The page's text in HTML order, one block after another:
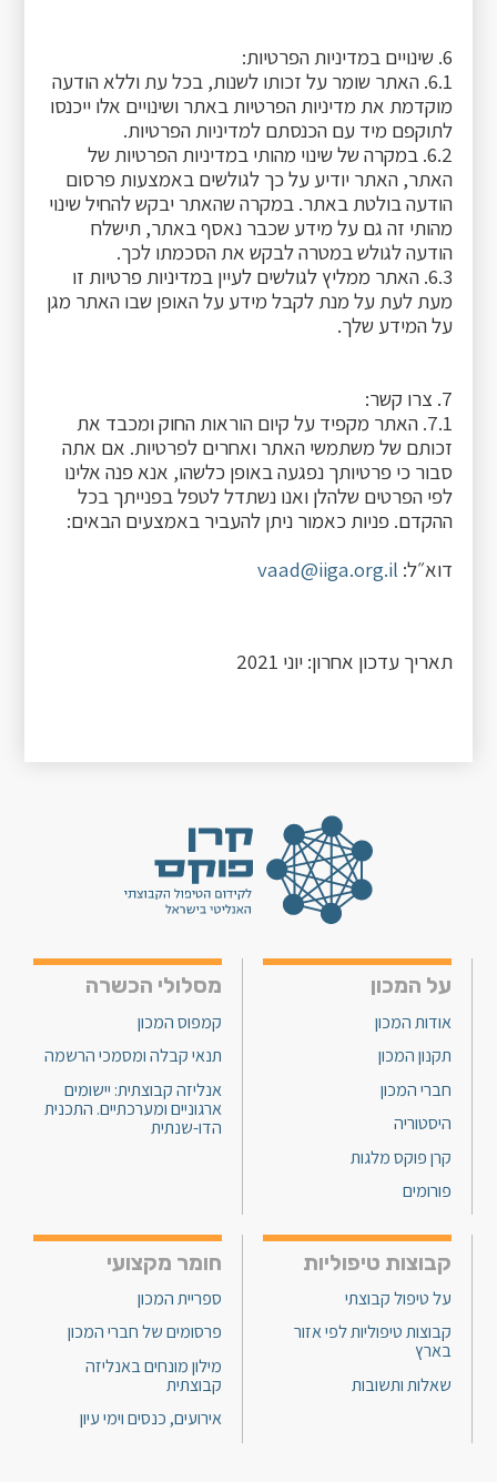
6. שינויים במדיניות הפרטיות:
6.1. האתר שומר על זכותו לשנות, בכל עת וללא הודעה
מוקדמת את מדיניות הפרטיות באתר ושינויים אלו ייכנסו
לתוקפם מיד עם הכנסתם למדיניות הפרטיות.
6.2. במקרה של שינוי מהותי במדיניות הפרטיות של
האתר, האתר יודיע על כך לגולשים באמצעות פרסום
הודעה בולטת באתר. במקרה שהאתר יבקש להחיל שינוי
מהותי זה גם על מידע שכבר נאסף באתר, תישלח
הודעה לגולש במטרה לבקש את הסכמתו לכך.
6.3. האתר ממליץ לגולשים לעיין במדיניות פרטיות זו
מעת לעת על מנת לקבל מידע על האופן שבו האתר מגן
על המידע שלך.
7. צרו קשר:
7.1. האתר מקפיד על קיום הוראות החוק ומכבד את
זכותם של משתמשי האתר ואחרים לפרטיות. אם אתה
סבור כי פרטיותך נפגעה באופן כלשהו, אנא פנה אלינו
לפי הפרטים שלהלן ואנו נשתדל לטפל בפנייתך בכל
ההקדם. פניות כאמור ניתן להעביר באמצעים הבאים:
דוא״ל: vaad@iiga.org.il
תאריך עדכון אחרון: יוני 2021
על המכון
אודות המכון
תקנון המכון
חברי המכון
היסטוריה
קרן פוקס מלגות
פורומים
מסלולי הכשרה
קמפוס המכון
תנאי קבלה ומסמכי הרשמה
אנליזה קבוצתית: יישומים
ארגוניים ומערכתיים. התכנית
הדו-שנתית
קבוצות טיפוליות
על טיפול קבוצתי
קבוצות טיפוליות לפי אזור
בארץ
שאלות ותשובות
חומר מקצועי
ספריית המכון
פרסומים של חברי המכון
מילון מונחים באנליזה
קבוצתית
אירועים, כנסים וימי עיון